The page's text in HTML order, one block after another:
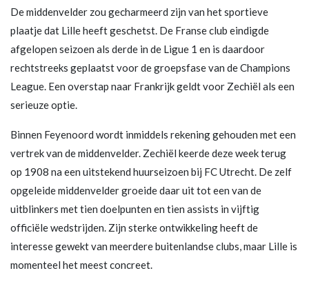
De middenvelder zou gecharmeerd zijn van het sportieve
plaatje dat Lille heeft geschetst. De Franse club eindigde
afgelopen seizoen als derde in de Ligue 1 en is daardoor
rechtstreeks geplaatst voor de groepsfase van de Champions
League. Een overstap naar Frankrijk geldt voor Zechiël als een
serieuze optie.
Binnen Feyenoord wordt inmiddels rekening gehouden met een
vertrek van de middenvelder. Zechiël keerde deze week terug
op 1908 na een uitstekend huurseizoen bij FC Utrecht. De zelf
opgeleide middenvelder groeide daar uit tot een van de
uitblinkers met tien doelpunten en tien assists in vijftig
officiële wedstrijden. Zijn sterke ontwikkeling heeft de
interesse gewekt van meerdere buitenlandse clubs, maar Lille is
momenteel het meest concreet.